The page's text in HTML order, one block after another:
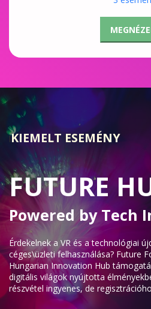
lKIEMELT ESEMÉNY
FUTURE
Powered by Tech
Érdekelnek a VR és a technológiai
céges\üzleti felhasználása? Future
Hungarian Innovation Hub
digitális világok nyújtotta
részvétel ingyenes, de